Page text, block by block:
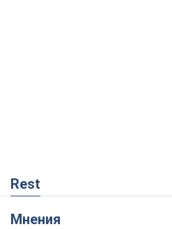
Rest
Мнения